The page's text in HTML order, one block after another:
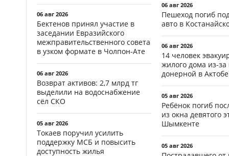
06 авг 2026
Бектенов принял участие в
заседании Евразийского
межправительственного совета
в узком формате в Чолпон-Ате
06 авг 2026
Возврат активов: 2,7 млрд тг
выделили на водоснабжение
сёл СКО
05 авг 2026
Токаев поручил усилить
поддержку МСБ и повысить
доступность жилья
06 авг 2026
Пешеход погиб
авто в
06 авг 2026
14 человек
жилого дома из-
донерной в Актобе
05 авг 2026
Ребёнок погиб
из окна девятого
Шымкенте
05 авг 2026